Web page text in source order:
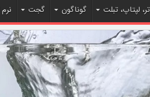
لپتاپ، تبلت گوناگون گجت نرم